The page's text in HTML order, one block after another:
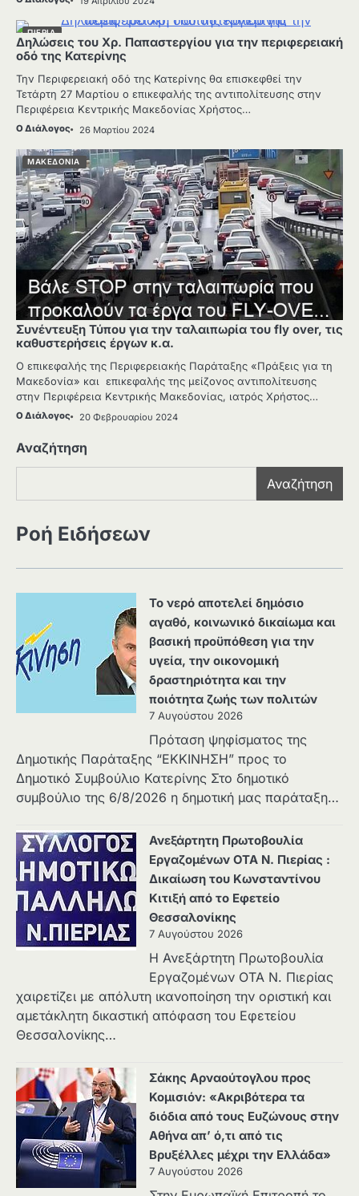
ΠΙΕΡΙΑ
Δηλώσεις του Χρ. Παπαστεργίου για την περιφερειακή
οδό της Κατερίνης
Την Περιφερειακή οδό της Κατερίνης θα επισκεφθεί την
Τετάρτη 27 Μαρτίου ο επικεφαλής της αντιπολίτευσης στην
Περιφέρεια Κεντρικής Μακεδονίας Χρήστος…
Ο Διάλογος 26 Μαρτίου 2024
ΜΑΚΕΔΟΝΙΑ
Συνέντευξη Τύπου για την ταλαιπωρία του fly over, τις
καθυστερήσεις έργων κ.α.
Ο επικεφαλής της Περιφερειακής Παράταξης «Πράξεις για τη
Μακεδονία» και επικεφαλής της μείζονος αντιπολίτευσης
στην Περιφέρεια Κεντρικής Μακεδονίας, ιατρός Χρήστος…
Ο Διάλογος 20 Φεβρουαρίου 2024
Αναζήτηση
Αναζήτηση
Ροή Ειδήσεων
Το νερό αποτελεί δημόσιο
αγαθό, κοινωνικό δικαίωμα και
βασική προϋπόθεση για την
υγεία, την οικονομική
δραστηριότητα και την
ποιότητα ζωής των πολιτών
7 Αυγούστου 2026
Πρόταση ψηφίσματος της
Δημοτικής Παράταξης “ΕΚΚΙΝΗΣΗ” προς το
Δημοτικό Συμβούλιο Κατερίνης Στο δημοτικό
συμβούλιο της 6/8/2026 η δημοτική μας παράταξη…
Ανεξάρτητη Πρωτοβουλία
Εργαζομένων ΟΤΑ Ν. Πιερίας :
Δικαίωση του Κωνσταντίνου
Κιτιξή από το Εφετείο
Θεσσαλονίκης
7 Αυγούστου 2026
Η Ανεξάρτητη Πρωτοβουλία
Εργαζομένων ΟΤΑ Ν. Πιερίας
χαιρετίζει με απόλυτη ικανοποίηση την οριστική και
αμετάκλητη δικαστική απόφαση του Εφετείου
Θεσσαλονίκης…
Σάκης Αρναούτογλου προς
Κομισιόν: «Ακριβότερα τα
διόδια από τους Ευζώνους στην
Αθήνα απ’ ό,τι από τις
Βρυξέλλες μέχρι την Ελλάδα»
7 Αυγούστου 2026